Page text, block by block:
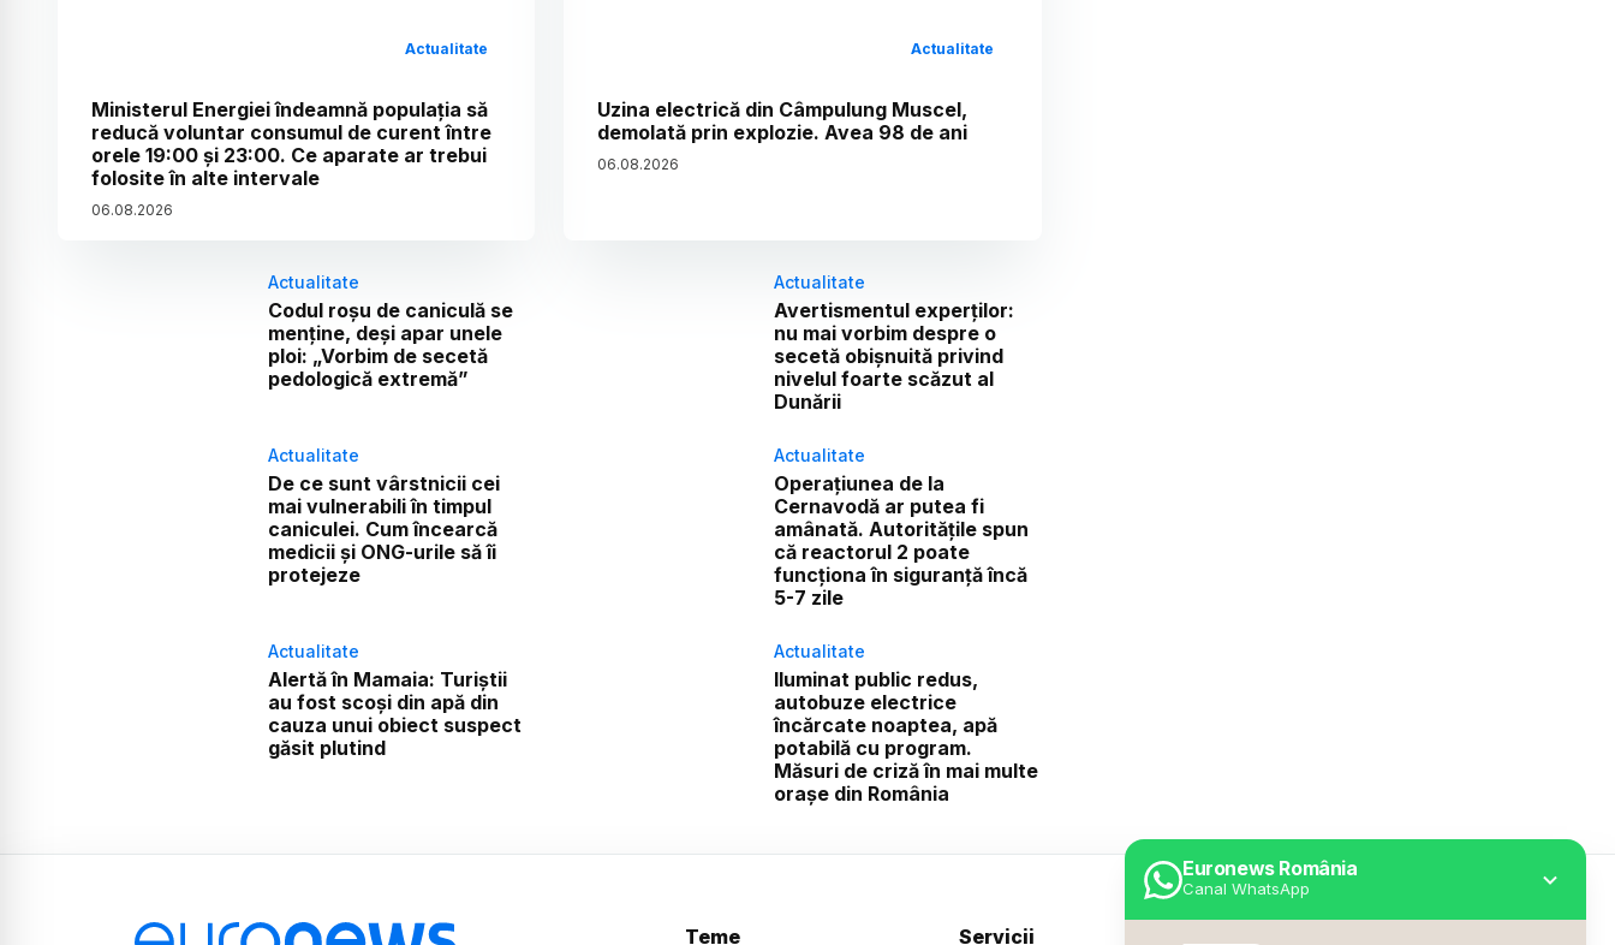
Euronews România
Canal WhatsApp
Actualitate
Ministerul Energiei îndeamnă populația să
reducă voluntar consumul de curent între
orele 19:00 și 23:00. Ce aparate ar trebui
folosite în alte intervale
06.08.2026
Actualitate
Uzina electrică din Câmpulung Muscel,
demolată prin explozie. Avea 98 de ani
06.08.2026
Actualitate
Codul roșu de caniculă se
menține, deși apar unele
ploi: „Vorbim de secetă
pedologică extremă”
Actualitate
Avertismentul experților:
nu mai vorbim despre o
secetă obișnuită privind
nivelul foarte scăzut al
Dunării
Actualitate
De ce sunt vârstnicii cei
mai vulnerabili în timpul
caniculei. Cum încearcă
medicii și ONG-urile să îi
protejeze
Actualitate
Operațiunea de la
Cernavodă ar putea fi
amânată. Autoritățile spun
că reactorul 2 poate
funcționa în siguranță încă
5-7 zile
Actualitate
Alertă în Mamaia: Turiștii
au fost scoși din apă din
cauza unui obiect suspect
găsit plutind
Actualitate
Iluminat public redus,
autobuze electrice
încărcate noaptea, apă
potabilă cu program.
Măsuri de criză în mai multe
orașe din România
Teme Servicii